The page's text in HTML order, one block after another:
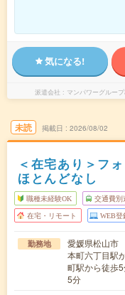
気になる!
派遣会社 マンパワーグルー
未読 掲載日 2026/08/02
＜在宅あり＞フ
ほとんどなし
職種未経験OK 交通費別
在宅・リモート WEB登
勤務地
愛媛県松山市
本町六丁目駅
町駅から徒歩
5分